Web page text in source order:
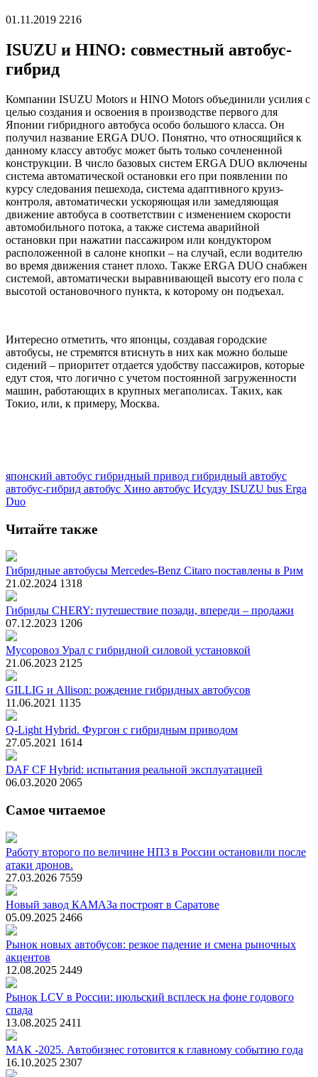
01.11.2019 2216
ISUZU и HINO: совместный автобус-
гибрид
Компании ISUZU Motors и HINO Motors объединили усилия с
целью создания и освоения в производстве первого для
Японии гибридного автобуса особо большого класса. Он
получил название ERGA DUO. Понятно, что относящийся к
данному классу автобус может быть только сочлененной
конструкции. В число базовых систем ERGA DUO включены
система автоматической остановки его при появлении по
курсу следования пешехода, система адаптивного круиз-
контроля, автоматически ускоряющая или замедляющая
движение автобуса в соответствии с изменением скорости
автомобильного потока, а также система аварийной
остановки при нажатии пассажиром или кондуктором
расположенной в салоне кнопки – на случай, если водителю
во время движения станет плохо. Также ERGA DUO снабжен
системой, автоматически выравнивающей высоту его пола с
высотой остановочного пункта, к которому он подъехал.
Интересно отметить, что японцы, создавая городские
автобусы, не стремятся втиснуть в них как можно больше
сидений – приоритет отдается удобству пассажиров, которые
едут стоя, что логично с учетом постоянной загруженности
машин, работающих в крупных мегаполисах. Таких, как
Токио, или, к примеру, Москва.
японский автобус гибридный привод гибридный автобус
автобус-гибрид автобус Хино автобус Исудзу ISUZU bus Erga
Duo
Читайте также
Гибридные автобусы Mercedes-Benz Citaro поставлены в Рим
21.02.2024 1318
Гибриды CHERY: путешествие позади, впереди – продажи
07.12.2023 1206
Мусоровоз Урал с гибридной силовой установкой
21.06.2023 2125
GILLIG и Allison: рождение гибридных автобусов
11.06.2021 1135
Q-Light Hybrid. Фургон с гибридным приводом
27.05.2021 1614
DAF CF Hybrid: испытания реальной эксплуатацией
06.03.2020 2065
Самое читаемое
Работу второго по величине НПЗ в России остановили после
атаки дронов.
27.03.2026 7559
Новый завод КАМАЗа построят в Саратове
05.09.2025 2466
Рынок новых автобусов: резкое падение и смена рыночных
акцентов
12.08.2025 2449
Рынок LCV в России: июльский всплеск на фоне годового
спада
13.08.2025 2411
МАК -2025. Автобизнес готовится к главному событию года
16.10.2025 2307